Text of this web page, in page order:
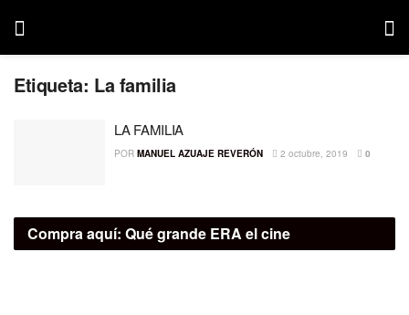
Etiqueta: La familia
LA FAMILIA
POR MANUEL AZUAJE REVERÓN 2 octubre, 2019 0
Compra aquí: Qué grande ERA el cine